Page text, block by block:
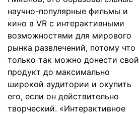
научно-популярные фильмы и
кино в VR с интерактивными
возможностями для мирового
рынка развлечений, потому что
только так можно донести свой
продукт до максимально
широкой аудитории и окупить
его, если он действительно
творческий. «Интерактивное